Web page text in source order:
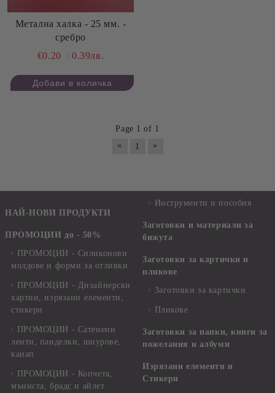
Метална халка - 25 мм. -
сребро
€0.20
0.39лв.
Page 1 of 1
«
1 »
НАЙ-НОВИ ПРОДУКТИ
ПРОМОЦИИ до - 50%
ПРОМОЦИИ - Силиконови
молдове и форми за отливки
ПРОМОЦИИ - Дизайнерски
хартии, изрязани елементи,
стикери
ПРОМОЦИИ - Сатенени
ленти, панделки, шнурове,
канап
ПРОМОЦИИ - Копчета,
мъниста, брадс и айлет
Инструменти и пособия
Заготовки и материали за
бижута
Заготовки за картички и
пликове
Заготовки за картички
Пликове
Заготовки за папки, книги за
пожелания и албуми
Изрязани елементи и
Стикери